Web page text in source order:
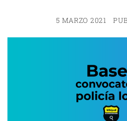
5 MARZO 2021